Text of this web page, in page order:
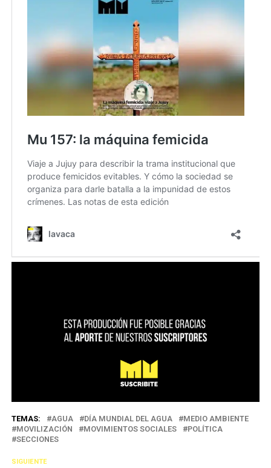
TEMAS: AGUA DÍA MUNDIAL DEL AGUA
MEDIO AMBIENTE
MOVILIZACIÓN
MOVIMIENTOS SOCIALES
POLÍTICA
SECCIONES
SIGUIENTE